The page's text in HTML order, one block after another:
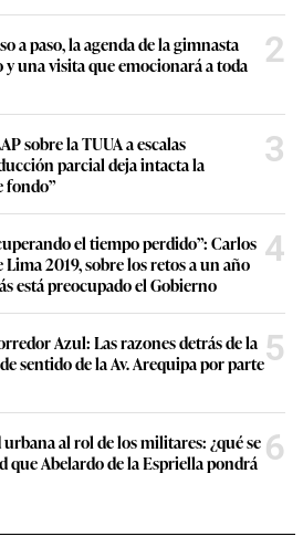
a paso, la agenda de la gimnasta
una visita que emocionará a toda
2
sobre la TUUA a escalas
parcial deja intacta la
fondo”
3
el tiempo perdido”: Carlos
2019, sobre los retos a un año
está preocupado el Gobierno
4
Azul: Las razones detrás de la
sentido de la Av. Arequipa por parte5
al rol de los militares: ¿qué se
que Abelardo de la Espriella pondrá 6